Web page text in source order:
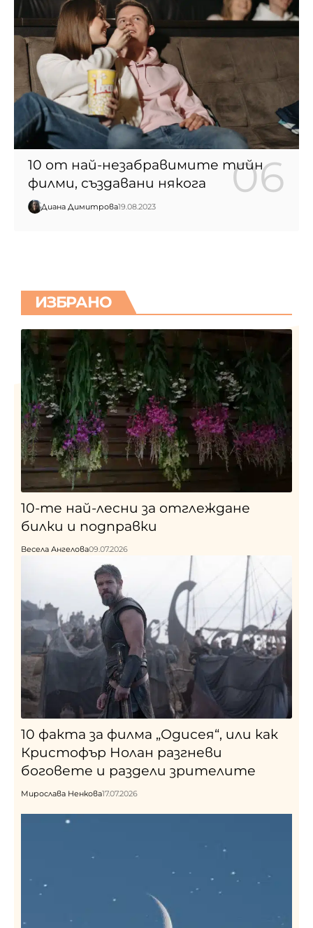
10 от най-незабравимите тийн
филми, създавани някога
Диана Димитрова19.08.2023
ИЗБРАНО
10-те най-лесни за отглеждане
билки и подправки
Весела Ангелова09.07.2026
10 факта за филма „Одисея“, или как
Кристофър Нолан разгневи
боговете и раздели зрителите
Мирослава Ненкова17.07.2026